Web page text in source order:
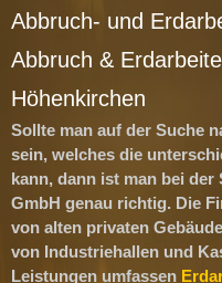
Abbruch- und
Abbruch &
Höhenkirchen
Sollte man auf der Suche
sein, welches die
kann, dann ist man bei der
GmbH genau richtig. Die
von alten privaten
von Industriehallen und
Leistungen umfassen